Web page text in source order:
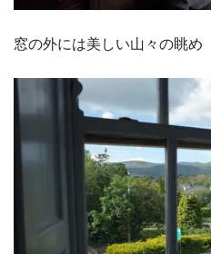
窓の外には美しい山々の眺め